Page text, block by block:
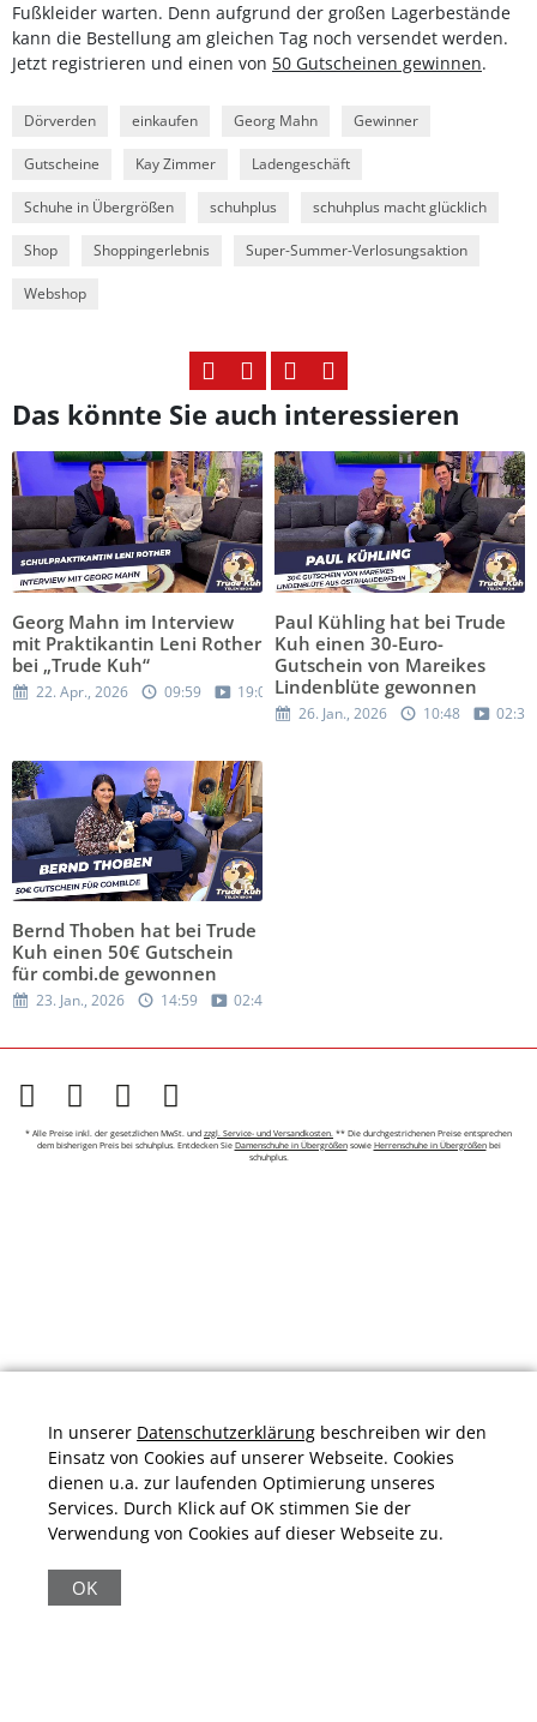
Fußkleider warten. Denn aufgrund der großen Lagerbestände
kann die Bestellung am gleichen Tag noch versendet werden.
Jetzt registrieren und einen von 50 Gutscheinen gewinnen.
Dörverden einkaufen Georg Mahn Gewinner
Gutscheine Kay Zimmer Ladengeschäft
Schuhe in Übergrößen schuhplus schuhplus macht glücklich
Shop Shoppingerlebnis Super-Summer-Verlosungsaktion
Webshop
Das könnte Sie auch interessieren
Georg Mahn im Interview
mit Praktikantin Leni Rother
bei „Trude Kuh“
22. Apr., 2026 09:59 19:05
Paul Kühling hat bei Trude
Kuh einen 30-Euro-
Gutschein von Mareikes
Lindenblüte gewonnen
26. Jan., 2026 10:48 02:37
Bernd Thoben hat bei Trude
Kuh einen 50€ Gutschein
für combi.de gewonnen
23. Jan., 2026 14:59 02:41
* Alle Preise inkl. der gesetzlichen MwSt. und zzgl. Service- und Versandkosten. ** Die durchgestrichenen Preise entsprechen
dem bisherigen Preis bei schuhplus. Entdecken Sie Damenschuhe in Übergrößensowie Herrenschuhe in Übergrößenbei
schuhplus.
|
Bewertungsgrundlage des Anbieters: 13 Verkaufs- und 32
In unserer Datenschutzerklärung beschreiben wir den
Einsatz von Cookies auf unserer Webseite. Cookies
dienen u.a. zur laufenden Optimierung unseres
Services. Durch Klick auf OK stimmen Sie der
Verwendung von Cookies auf dieser Webseite zu.
OK